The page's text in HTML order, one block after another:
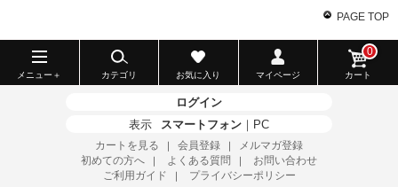
PAGE TOP
メニュー＋ カテゴリ お気に入り マイページ カート
0
ログイン
表示
スマートフォン ｜ PC
カートを見る ｜ 会員登録 ｜
メルマガ登録
初めての方へ
｜ よくある質問 ｜
お問い合わせ
ご利用ガイド
プライバシーポリシー